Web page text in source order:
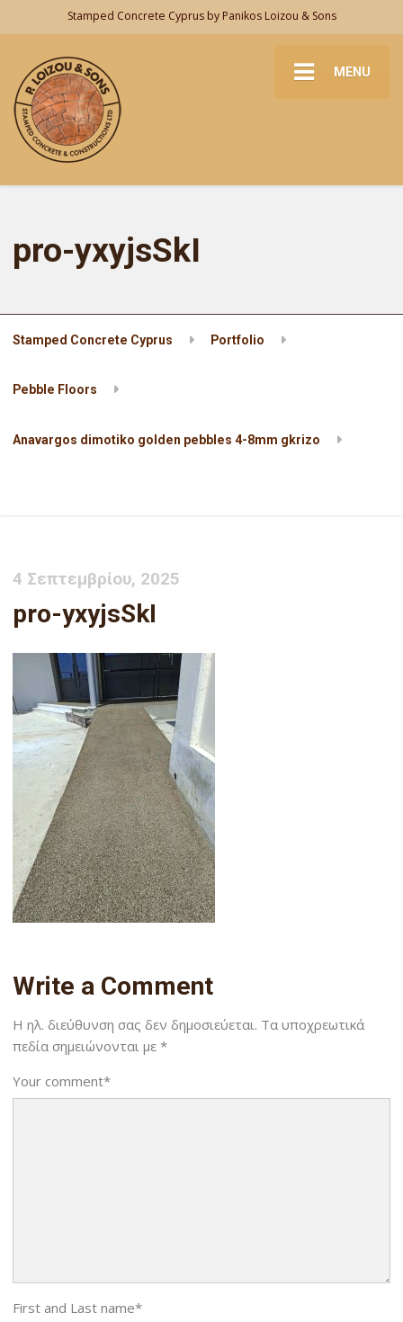
Stamped Concrete Cyprus by Panikos Loizou & Sons
MENU
pro-yxyjsSkI
Stamped Concrete Cyprus Portfolio
Pebble Floors
Anavargos dimotiko golden pebbles 4-8mm gkrizo
4 Σεπτεμβρίου, 2025
pro-yxyjsSkI
Write a Comment
Η ηλ. διεύθυνση σας δεν δημοσιεύεται. Τα υποχρεωτικά
πεδία σημειώνονται με*
Your comment*
First and Last name*